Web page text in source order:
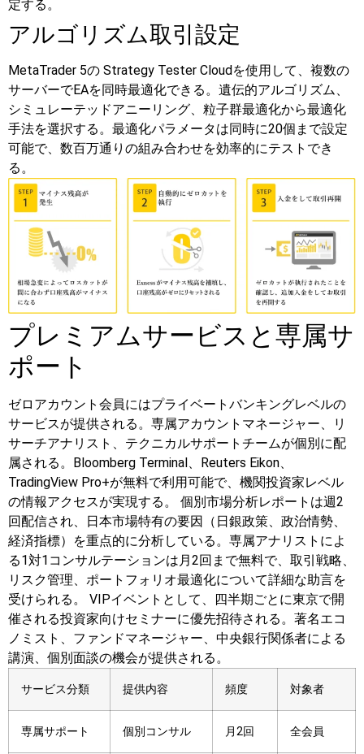
定する。
アルゴリズム取引設定
MetaTrader 5の Strategy Tester Cloudを使用して、複数の
サーバーでEAを同時最適化できる。遺伝的アルゴリズム、
シミュレーテッドアニーリング、粒子群最適化から最適化
手法を選択する。最適化パラメータは同時に20個まで設定
可能で、数百万通りの組み合わせを効率的にテストでき
る。
プレミアムサービスと専属サ
ポート
ゼロアカウント会員にはプライベートバンキングレベルの
サービスが提供される。専属アカウントマネージャー、リ
サーチアナリスト、テクニカルサポートチームが個別に配
属される。Bloomberg Terminal、Reuters Eikon、
TradingView Pro+が無料で利用可能で、機関投資家レベル
の情報アクセスが実現する。
個別市場分析レポートは週2
回配信され、日本市場特有の要因（日銀政策、政治情勢、
経済指標）を重点的に分析している。専属アナリストによ
る1対1コンサルテーションは月2回まで無料で、取引戦略、
リスク管理、ポートフォリオ最適化について詳細な助言を
受けられる。
VIPイベントとして、四半期ごとに東京で開
催される投資家向けセミナーに優先招待される。著名エコ
ノミスト、ファンドマネージャー、中央銀行関係者による
講演、個別面談の機会が提供される。
サービス分類 提供内容 頻度 対象者
専属サポート 個別コンサル 月2回 全会員